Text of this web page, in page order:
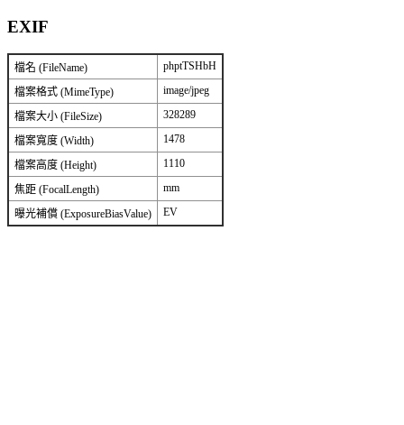
EXIF
檔名 (FileName) phptTSHbH
檔案格式 (MimeType) image/jpeg
檔案大小 (FileSize) 328289
檔案寬度 (Width) 1478
檔案高度 (Height) 1110
焦距 (FocalLength) mm
曝光補償 (ExposureBiasValue) EV